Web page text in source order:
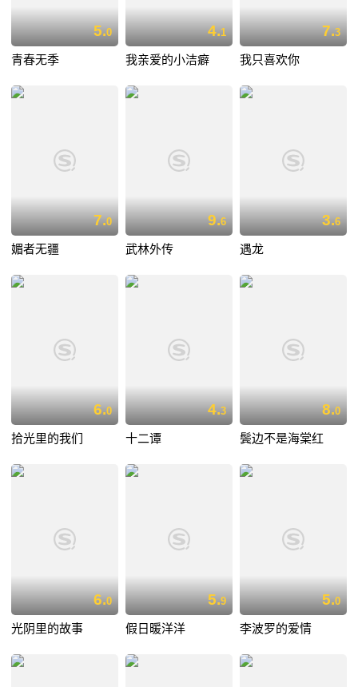
5.0
青春无季
4.1
我亲爱的小洁癖
7.3
我只喜欢你
7.0
媚者无疆
9.6
武林外传
3.6
遇龙
6.0
拾光里的我们
4.3
十二谭
8.0
鬓边不是海棠红
6.0
光阴里的故事
5.9
假日暖洋洋
5.0
李波罗的爱情